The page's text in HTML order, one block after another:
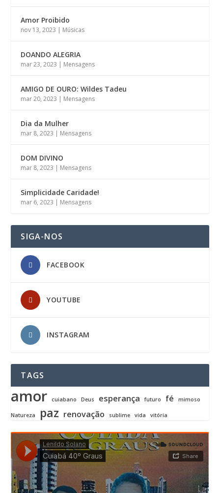
Amor Proibido
nov 13, 2023 | Músicas
DOANDO ALEGRIA
mar 23, 2023 | Mensagens
AMIGO DE OURO: Wildes Tadeu
mar 20, 2023 | Mensagens
Dia da Mulher
mar 8, 2023 | Mensagens
DOM DIVINO
mar 8, 2023 | Mensagens
Simplicidade Caridade!
mar 6, 2023 | Mensagens
SIGA-NOS
FACEBOOK
YOUTUBE
INSTAGRAM
TAGS
amor cuiabano Deus esperança futuro fé mimoso
Natureza paz renovação sublime vida vitória